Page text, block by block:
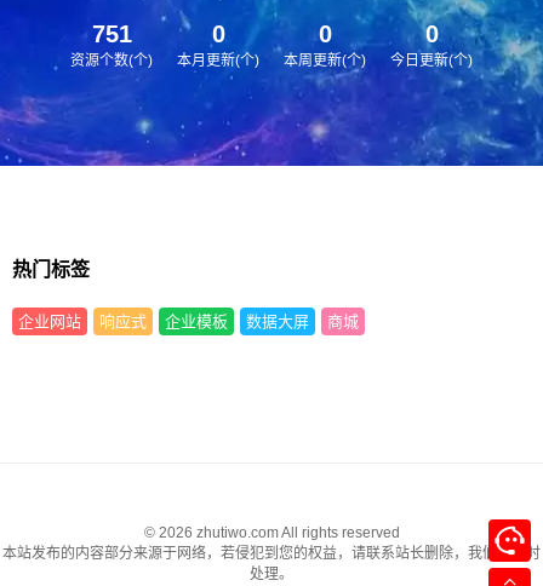
751
资源个数(个)
0
本月更新(个)
0
本周更新(个)
0
今日更新(个)
热门标签
企业网站 响应式 企业模板 数据大屏 商城
© 2026 zhutiwo.com All rights reserved
本站发布的内容部分来源于网络，若侵犯到您的权益，请联系站长删除，我们将及时
处理。